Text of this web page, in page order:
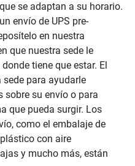
se adaptan a su horario.
envío de UPS pre-
en nuestra
que nuestra sede le
tiene que estar. El
para ayudarle
sobre su envío o para
que pueda surgir. Los
como el embalaje de
con aire
y mucho más, están